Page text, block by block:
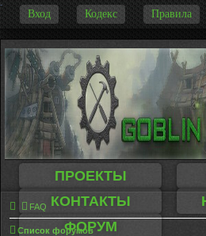
Вход Кодекс Правила
-
ПРОЕКТЫ
КОНТАКТЫ
ФОРУМ
FAQ
Список форумов